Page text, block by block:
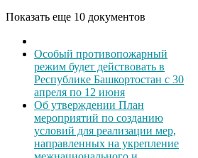
Показать еще 10 документов
Особый противопожарный
режим будет действовать в
Республике Башкортостан с 30
апреля по 12 июня
Об утверждении План
мероприятий по созданию
условий для реализации мер,
направленных на укрепление